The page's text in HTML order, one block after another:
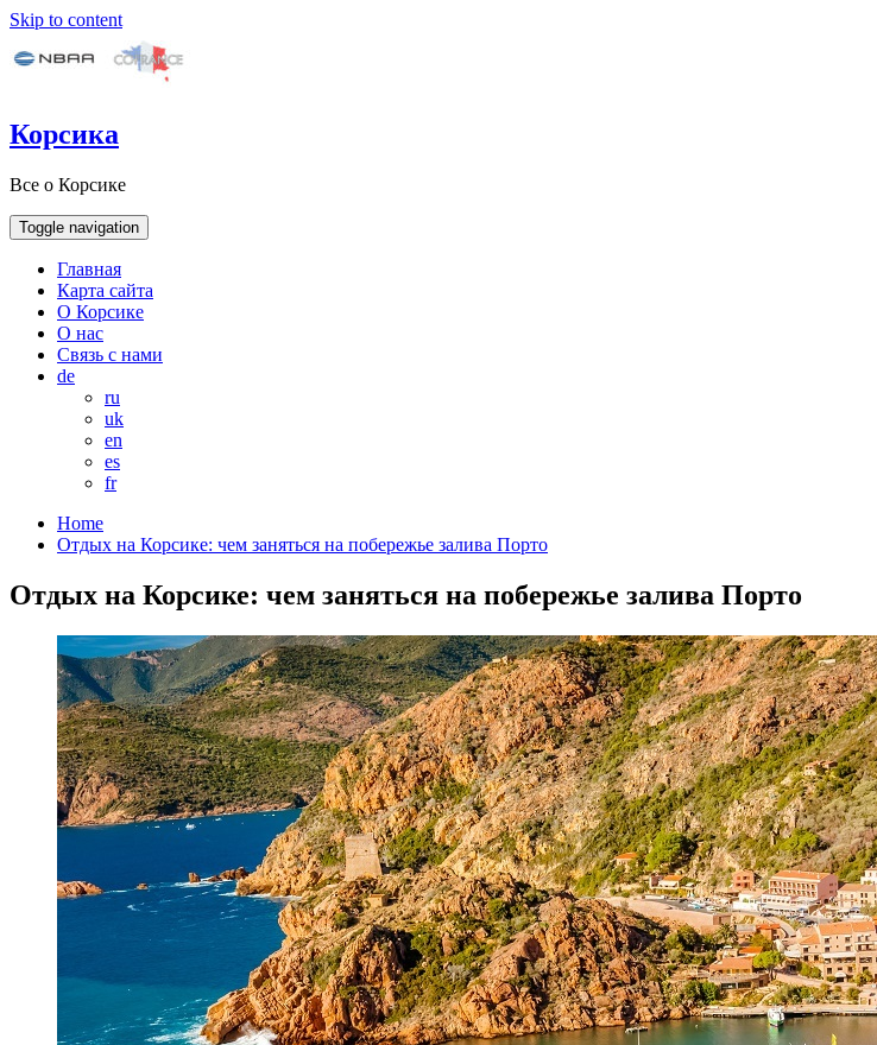
Skip to content
Корсика
Все о Корсике
Toggle navigation
Главная
Карта сайта
О Корсике
О нас
Связь с нами
de
ru
uk
en
es
fr
Home
Отдых на Корсике: чем заняться на побережье залива Порто
Отдых на Корсике: чем заняться на побережье залива Порто